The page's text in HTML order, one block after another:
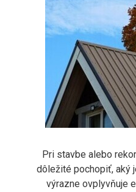
Pri stavbe alebo
dôležité pochopiť, aký
výrazne ovplyvňuje